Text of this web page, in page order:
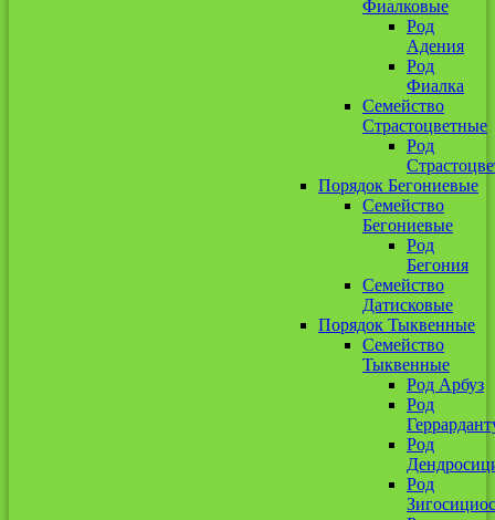
Фиалковые
Род
Адения
Род
Фиалка
Семейство
Страстоцветные
Род
Порядок Бегониевые
Семейство
Бегониевые
Род
Бегония
Семейство
Датисковые
Порядок Тыквенные
Семейство
Тыквенные
Род Арбуз
Род
Род
Род
Зигосициос